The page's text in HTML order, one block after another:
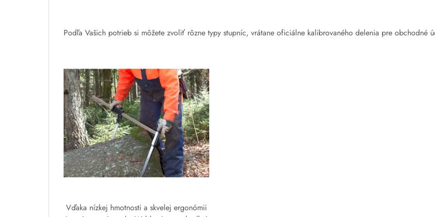
Podľa Vašich potrieb si môžete zvoliť rôzne typy stupníc, vrátane oficiálne kalibrovaného delenia pre obchodné
Vďaka nízkej hmotnosti a skvelej ergonómii